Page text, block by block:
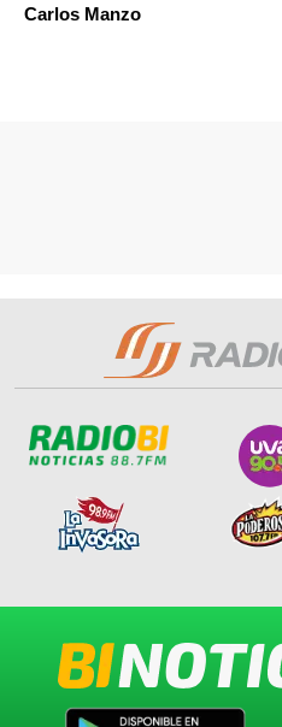
Carlos Manzo